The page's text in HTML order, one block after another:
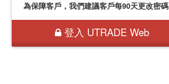
為保障客戶，我們建議客戶每90天更改密碼
登入 UTRADE Web